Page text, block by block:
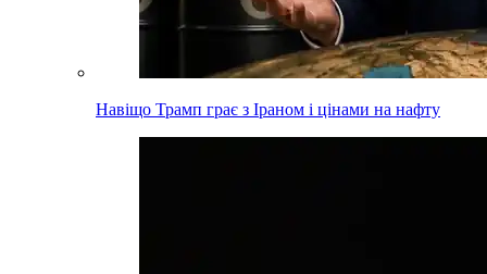
Навіщо Трамп грає з Іраном і цінами на нафту